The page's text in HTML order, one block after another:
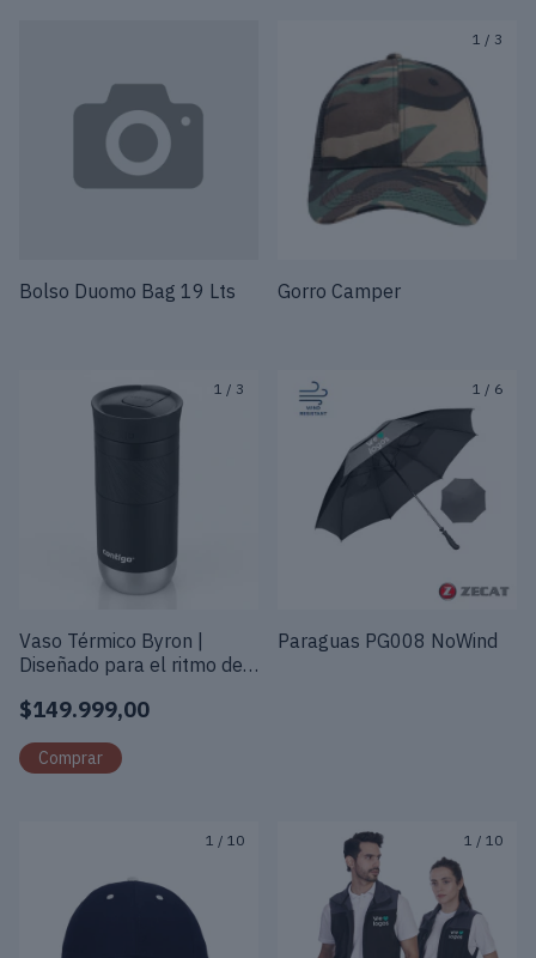
Bolso Duomo Bag 19 Lts
1 / 3
Gorro Camper
1 / 3
Vaso Térmico Byron |
Diseñado para el ritmo de
$149.999,00
1 / 6
Paraguas PG008 NoWind
1 / 10 1 / 10